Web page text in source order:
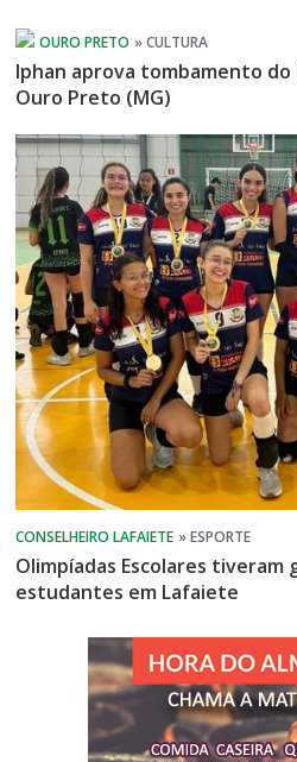
Iphan aprova tombamento
Ouro Preto (MG)
Olimpíadas Escolares tiveram
estudantes em Lafaiete